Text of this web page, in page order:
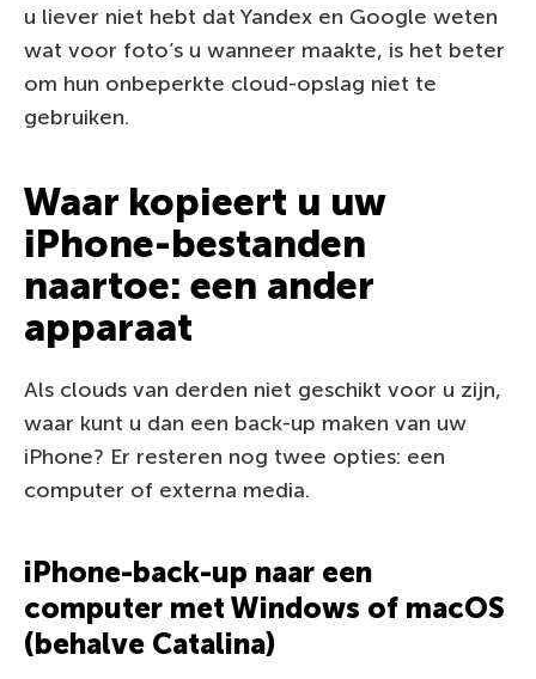
u liever niet hebt dat Yandex en Google weten
wat voor foto’s u wanneer maakte, is het beter
om hun onbeperkte cloud-opslag niet te
gebruiken.
Waar kopieert u uw
iPhone-bestanden
naartoe: een ander
apparaat
Als clouds van derden niet geschikt voor u zijn,
waar kunt u dan een back-up maken van uw
iPhone? Er resteren nog twee opties: een
computer of externa media.
iPhone-back-up naar een
computer met Windows of macOS
(behalve Catalina)